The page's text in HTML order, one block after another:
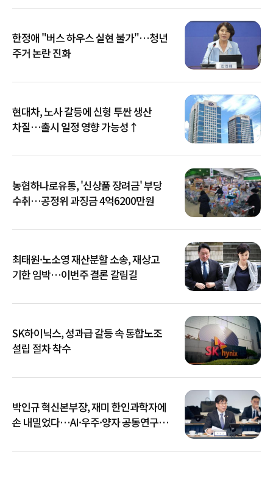
한정애 "버스 하우스 실현 불가"…청년
주거 논란 진화
현대차, 노사 갈등에 신형 투싼 생산
차질…출시 일정 영향 가능성↑
농협하나로유통, '신상품 장려금' 부당
수취…공정위 과징금 4억6200만원
최태원·노소영 재산분할 소송, 재상고
기한 임박…이번주 결론 갈림길
SK하이닉스, 성과급 갈등 속 통합노조
설립 절차 착수
박인규 혁신본부장, 재미 한인과학자에
손 내밀었다…AI·우주·양자 공동연구